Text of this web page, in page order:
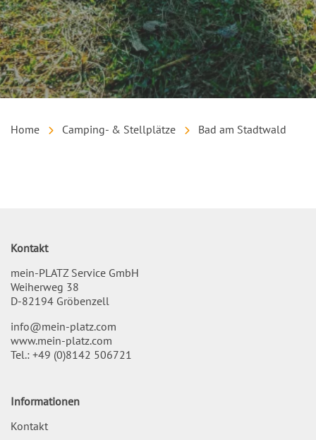
Home Camping- & Stellplätze Bad am Stadtwald
Kontakt
mein-PLATZ Service GmbH
Weiherweg 38
D-82194 Gröbenzell
info@mein-platz.com
www.mein-platz.com
Tel.: +49 (0)8142 506721
Informationen
Kontakt